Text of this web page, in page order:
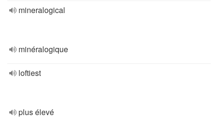
mineralogical
minéralogique
loftiest
plus élevé